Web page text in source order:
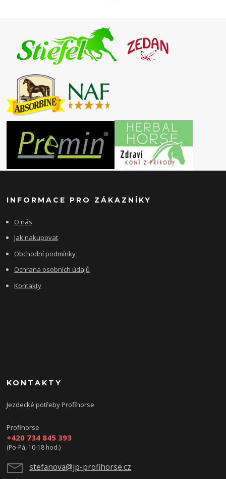
INFORMACE PRO ZÁKAZNÍKY
O nás
Jak nakupovat
Obchodní podmínky
Ochrana osobních údajů
Kontakty
KONTAKTY
Jezdecké potřeby Profihorse
Profihorse
+420 734 845 393
(Po-Pá, 10-18 hod.)
stefanova@jp-profihorse.cz